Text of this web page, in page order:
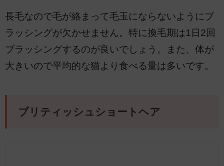
長毛なので毛が絡まって毛玉にならないようにブ
ラッシングが欠かせません。特に換毛期は1日2回
ブラッシングするのが良いでしょう。また、体が
大きいので平均的な猫より食べる量は多いです。
ブリティッシュショートヘア